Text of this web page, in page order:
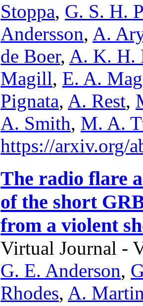
Stoppa, G. S. H.
Andersson, A.
de Boer, A. K. H.
Magill, E. A.
Pignata, A. Rest,
A. Smith, M. A.
https://arxiv.org/
The radio flare
of the short
from a violent
Virtual Journal -
G. E. Anderson,
Rhodes, A.